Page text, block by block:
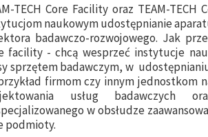
TECH Core Facility oraz TEAM-
naukowym udostępnianie
badawczo-rozwojowego. Jak
facility - chcą wesprzeć instytucje
sprzętem badawczym, w
firmom czy innym jednostkom
usług badawczych
w obsłudze
podmioty.